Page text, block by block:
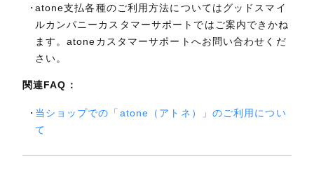
atone支払各種のご利用方法についてはグッドスマイ
ルカンパニーカスタマーサポートではご案内できかね
ます。atoneカスタマーサポートへお問い合わせくだ
さい。
関連FAQ：
当ショップでの「atone（アトネ）」のご利用につい
て